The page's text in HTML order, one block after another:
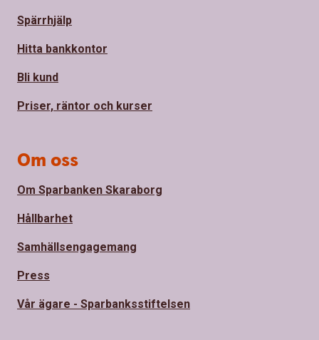
Spärrhjälp
Hitta bankkontor
Bli kund
Priser, räntor och kurser
Om oss
Om Sparbanken Skaraborg
Hållbarhet
Samhällsengagemang
Press
Vår ägare - Sparbanksstiftelsen